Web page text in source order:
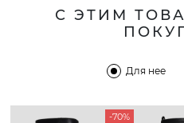
С ЭТИМ
Для нее
-70%